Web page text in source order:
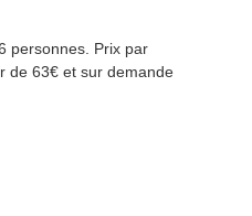
personnes. Prix par
de 63€ et sur demande